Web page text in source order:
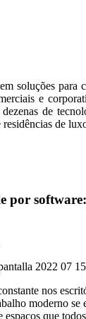
soluções para
e
de
residências de
por
nos
moderno se
que